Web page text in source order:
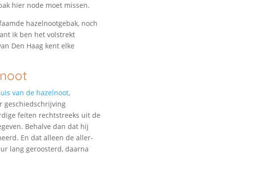
hier node moet missen.
hazelnootgebak, noch
ik ben het volstrekt
Den Haag kent elke
van de hazelnoot,
geschiedschrijving
feiten rechtstreeks uit de
Behalve dan dat hij
En dat alleen de aller-
lang geroosterd, daarna